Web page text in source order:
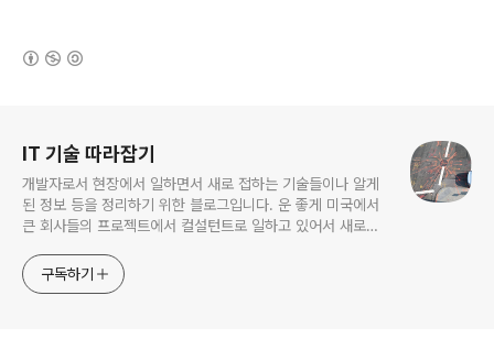
IT 기술 따라잡기
개발자로서 현장에서 일하면서 새로 접하는 기술들이나 알게
된 정보 등을 정리하기 위한 블로그입니다. 운 좋게 미국에서
큰 회사들의 프로젝트에서 컬설턴트로 일하고 있어서 새로운
사용되는 툴들에 대해 많은 분들과 정보를 공유하고 싶습니다.
구독하기